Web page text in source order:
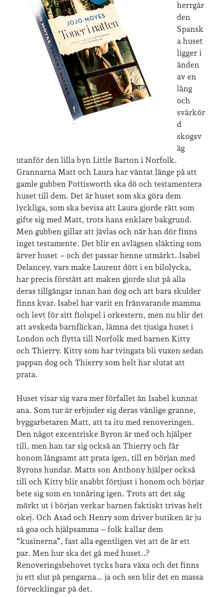
Senaste inläggen
Sista semesterveckan
Från Hälleforsnäs till Katrineholm på Sörmlandsleden
Nu är jag 46 år
Två veckor på Öland
Mariaom Vår bröllopsdikt
Fredrik Dom Läste i Språktidningen om SÖ-stilen…
Andrew omSöder runt 2023
Mandalorian, vandring och sommarväder – Helenas dagarom
Vandring mellan Ösmo och Segersäng i sommarväder
Arkiv
Arkiv
Just nu läser jag
Jag bokför min läsning på Goodreads
Geocaching
herrgår
den
Spansk
a huset
ligger i
änden
av en
lång
och
svårkör
d
skogsv
äg
utanför den lilla byn Little Barton i Norfolk.
Grannarna Matt och Laura har väntat länge på att
gamle gubben Pottisworth ska dö och testamentera
huset till dem. Det är huset som ska göra dem
lyckliga, som ska bevisa att Laura gjorde rätt som
gifte sig med Matt, trots hans enklare bakgrund.
Men gubben gillar att jävlas och när han dör finns
inget testamente. Det blir en avlägsen släkting som
ärver huset – och det passar henne utmärkt. Isabel
Delancey, vars make Laurent dött i en bilolycka,
har precis förstått att maken gjorde slut på alla
deras tillgångar innan han dog och att bara skulder
finns kvar. Isabel har varit en frånvarande mamma
och levt för sitt fiolspel i orkestern, men nu blir det
att avskeda barnflickan, lämna det tjusiga huset i
London och flytta till Norfolk med barnen Kitty
och Thierry. Kitty som har tvingats bli vuxen sedan
pappan dog och Thierry som helt har slutat att
prata.
Huset visar sig vara mer förfallet än Isabel kunnat
ana. Som tur är erbjuder sig deras vänlige granne,
byggarbetaren Matt, att ta itu med renoveringen.
Den något excentriske Byron är med och hjälper
till, men han tar sig också an Thierry och får
honom långsamt att prata igen, till en början med
Byrons hundar. Matts son Anthony hjälper också
till och Kitty blir snabbt förtjust i honom och börjar
bete sig som en tonåring igen. Trots att det såg
mörkt ut i början verkar barnen faktiskt trivas helt
okej. Och Asad och Henry som driver butiken är ju
så goa och hjälpsamma – folk kallar dem
“kusinerna”, fast alla egentligen vet att de är ett
par. Men hur ska det gå med huset..?
Renoveringsbehovet tycks bara växa och det finns
ju ett slut på pengarna… ja och sen blir det en massa
förvecklingar på det.